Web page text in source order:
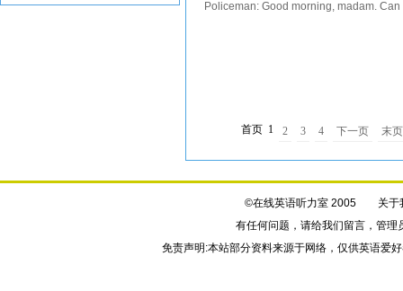
Policeman: Good morning, madam.
首页 1 2 3 4 下一页 末页
©在线英语听力室 2005 关于
有任何问题，请给我们留言，管理
免责声明:本站部分资料来源于网络，仅供英语爱